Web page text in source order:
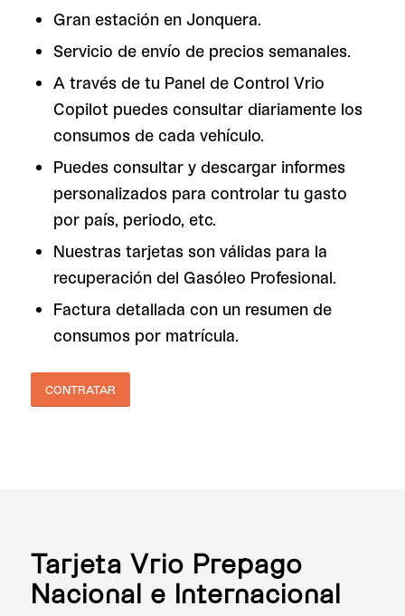
Gran estación en Jonquera.
Servicio de envío de precios semanales.
A través de tu Panel de Control Vrio
Copilot puedes consultar diariamente los
consumos de cada vehículo.
Puedes consultar y descargar informes
personalizados para controlar tu gasto
por país, periodo, etc.
Nuestras tarjetas son válidas para la
recuperación del Gasóleo Profesional.
Factura detallada con un resumen de
consumos por matrícula.
CONTRATAR
Tarjeta Vrio Prepago
Nacional e Internacional